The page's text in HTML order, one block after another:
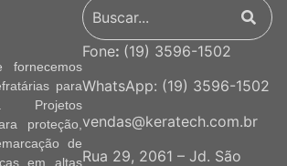
fornecemos
para
Projetos
proteção,
de
em altas
Fone: (19) 3596-1502
WhatsApp: (19) 3596-1502
vendas@keratech.com.br
Rua 29, 2061 – Jd. São